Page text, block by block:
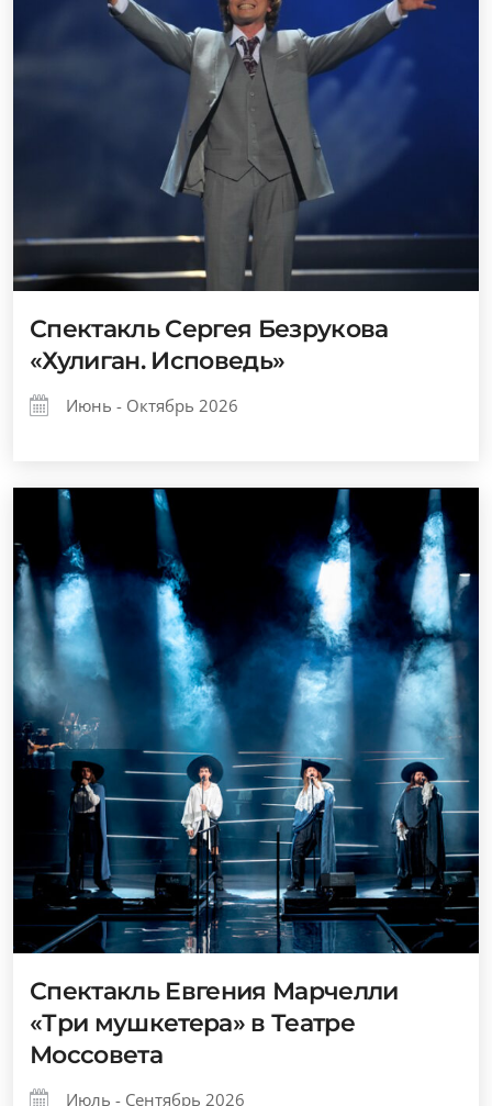
Спектакль Сергея Безрукова
«Хулиган. Исповедь»
Июнь - Октябрь 2026
Спектакль Евгения Марчелли
«Три мушкетера» в Театре
Моссовета
Июль - Сентябрь 2026